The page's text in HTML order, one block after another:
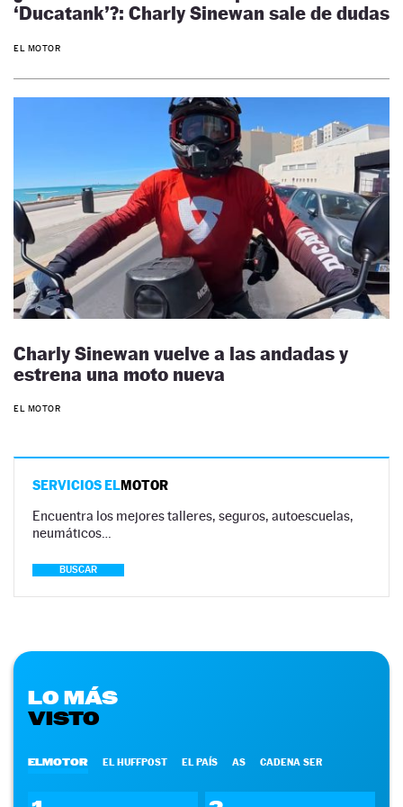
‘Ducatank’?: Charly Sinewan sale de dudas
EL MOTOR
Charly Sinewan vuelve a las andadas y
estrena una moto nueva
EL MOTOR
SERVICIOS ELMOTOR
Encuentra los mejores talleres, seguros, autoescuelas,
neumáticos…
BUSCAR
LO MÁS
VISTO
ELMOTOR EL HUFFPOST EL PAÍS AS CADENA SER